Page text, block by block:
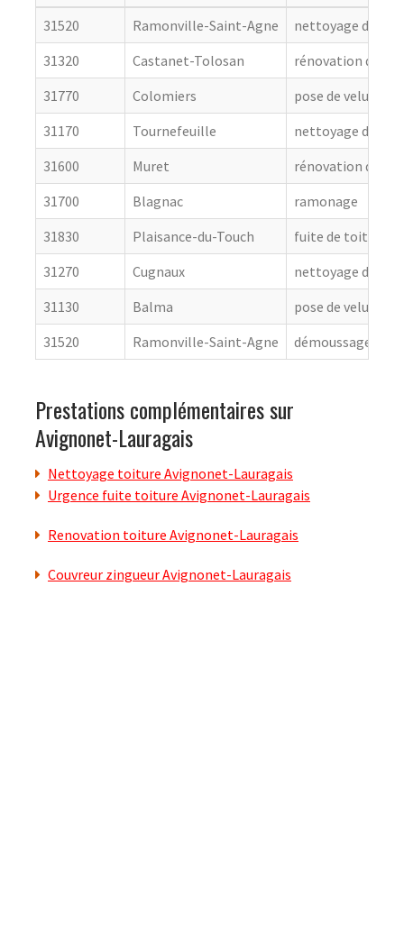
31520
Ramonville-Saint-Agne
nettoyage de
31320
Castanet-Tolosan
rénovation de
31770
Colomiers
pose de velux
31170
Tournefeuille
nettoyage de
31600
Muret
rénovation de
31700
Blagnac
ramonage
31830
Plaisance-du-Touch
fuite de toiture
31270
Cugnaux
nettoyage de
31130
Balma
pose de velux
31520
Ramonville-Saint-Agne démoussage de
Prestations complémentaires sur
Avignonet-Lauragais
Nettoyage toiture Avignonet-Lauragais
Urgence fuite toiture Avignonet-Lauragais
Renovation toiture Avignonet-Lauragais
Couvreur zingueur Avignonet-Lauragais